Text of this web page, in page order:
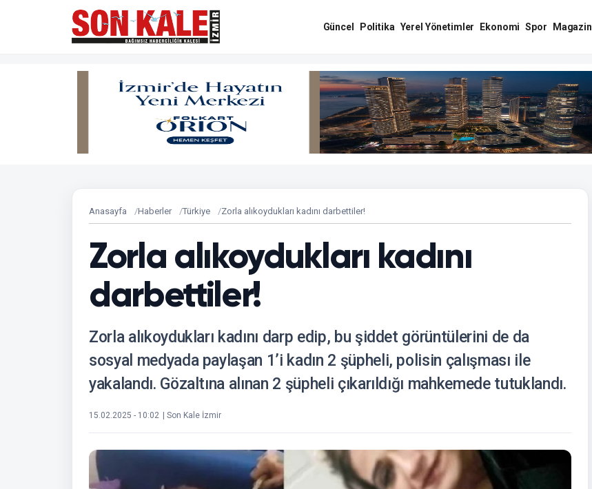
Güncel Politika Yerel Yönetimler Ekonomi Spor Magazin
Anasayfa Haberler Türkiye Zorla alıkoydukları kadını darbettiler!
Zorla alıkoydukları kadını
darbettiler!
Zorla alıkoydukları kadını darp edip, bu şiddet görüntülerini de da
sosyal medyada paylaşan 1’i kadın 2 şüpheli, polisin çalışması ile
yakalandı. Gözaltına alınan 2 şüpheli çıkarıldığı mahkemede tutuklandı.
15.02.2025 - 10:02 | Son Kale İzmir